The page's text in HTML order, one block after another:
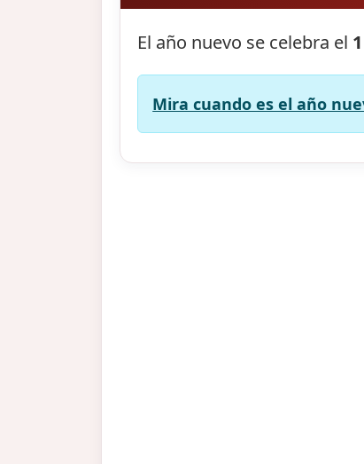
El año nuevo se celebra el
Mira cuando es el año